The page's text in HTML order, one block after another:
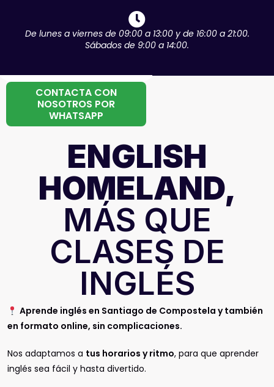
De lunes a viernes de 09:00 a 13:00 y de 16:00 a 21:00.
Sábados de 9:00 a 14:00.
CONTACTA CON
NOSOTROS POR
WHATSAPP
ENGLISH
HOMELAND,
MÁS QUE
CLASES DE
INGLÉS
Aprende inglés en Santiago de Compostela y también
en formato online, sin complicaciones.
Nos adaptamos a tus horarios y ritmo, para que aprender
inglés sea fácil y hasta divertido.